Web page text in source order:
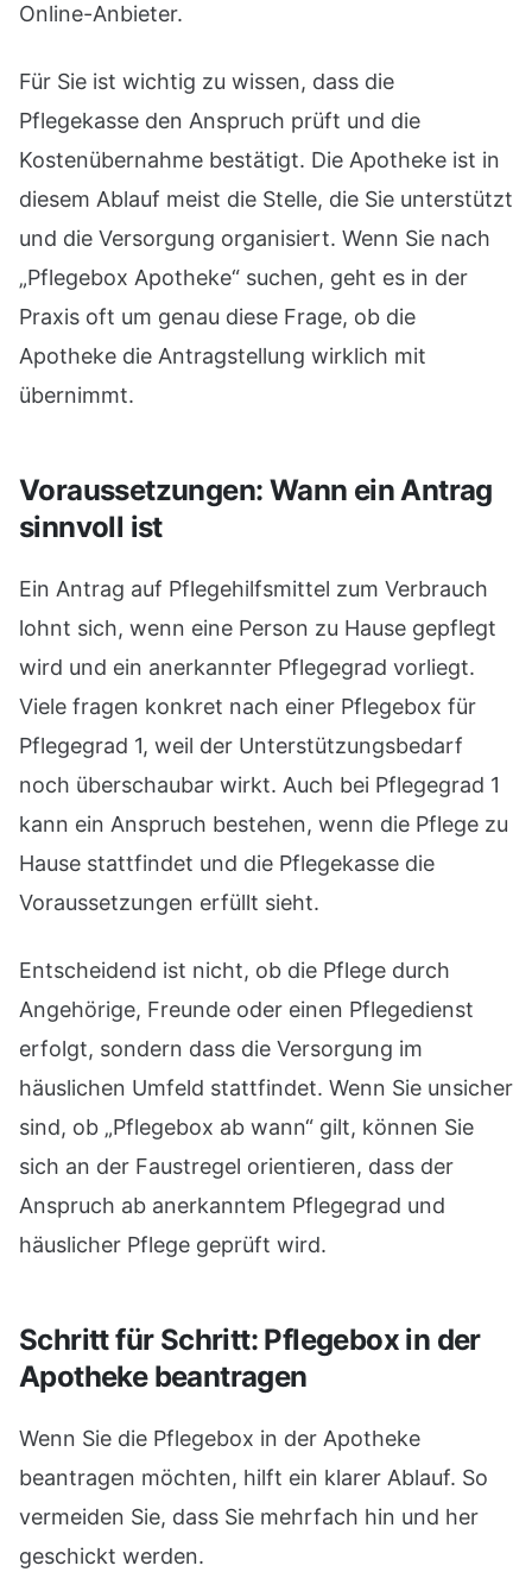
Online-Anbieter.
Für Sie ist wichtig zu wissen, dass die
Pflegekasse den Anspruch prüft und die
Kostenübernahme bestätigt. Die Apotheke ist in
diesem Ablauf meist die Stelle, die Sie unterstützt
und die Versorgung organisiert. Wenn Sie nach
„Pflegebox Apotheke“ suchen, geht es in der
Praxis oft um genau diese Frage, ob die
Apotheke die Antragstellung wirklich mit
übernimmt.
Voraussetzungen: Wann ein Antrag
sinnvoll ist
Ein Antrag auf Pflegehilfsmittel zum Verbrauch
lohnt sich, wenn eine Person zu Hause gepflegt
wird und ein anerkannter Pflegegrad vorliegt.
Viele fragen konkret nach einer Pflegebox für
Pflegegrad 1, weil der Unterstützungsbedarf
noch überschaubar wirkt. Auch bei Pflegegrad 1
kann ein Anspruch bestehen, wenn die Pflege zu
Hause stattfindet und die Pflegekasse die
Voraussetzungen erfüllt sieht.
Entscheidend ist nicht, ob die Pflege durch
Angehörige, Freunde oder einen Pflegedienst
erfolgt, sondern dass die Versorgung im
häuslichen Umfeld stattfindet. Wenn Sie unsicher
sind, ob „Pflegebox ab wann“ gilt, können Sie
sich an der Faustregel orientieren, dass der
Anspruch ab anerkanntem Pflegegrad und
häuslicher Pflege geprüft wird.
Schritt für Schritt: Pflegebox in der
Apotheke beantragen
Wenn Sie die Pflegebox in der Apotheke
beantragen möchten, hilft ein klarer Ablauf. So
vermeiden Sie, dass Sie mehrfach hin und her
geschickt werden.